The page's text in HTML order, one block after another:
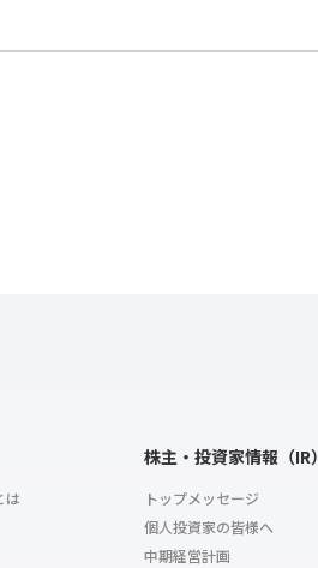
は
株主・投資家情報（IR）
トップメッセージ
個人投資家の皆様へ
中期経営計画